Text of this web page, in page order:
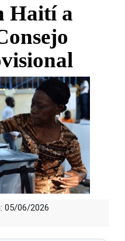
Haití a
05/06/2026